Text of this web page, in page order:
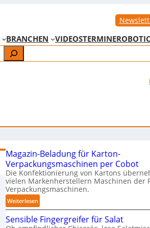
BRANCHEN VIDEOSTERMINE
Magazin-Beladung für Karton-
Verpackungsmaschinen per Cobot
Die Konfektionierung von Kartons
vielen Markenherstellern Maschinen der
Verpackungsmaschinen.
Weiterlesen:
M
a
Sensible Fingergreifer für Salat